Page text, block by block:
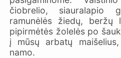
čiobrelio, siauralapio
ramunėlės žiedų, beržų
pipirmėtės žolelės po
į mūsų arbatų
namo.